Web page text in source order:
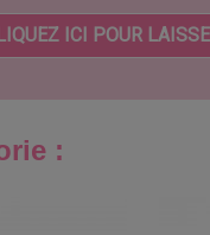
ICI POUR
: